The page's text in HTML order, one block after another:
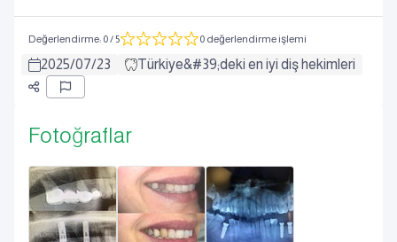
Değerlendirme: 0/ 5 0 değerlendirme işlemi
2025/07/23 Türkiye&#39;deki en iyi diş hekimleri
Fotoğraflar